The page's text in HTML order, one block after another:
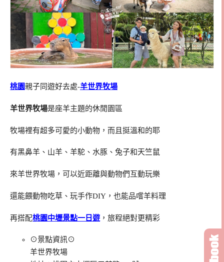
桃園親子同遊好去處-羊世界牧場
羊世界牧場是座羊主題的休閒園區
牧場裡有超多可愛的小動物，而且挺溫和的耶
有黑鼻羊、山羊、羊駝、水豚、兔子和天竺鼠
來羊世界牧場，可以近距離與動物們互動玩樂
還能餵動物吃草、玩手作DIY，也能品嚐羊料理
再搭配桃園中壢景點一日遊 ，旅程絕對更精彩
⊙景點資訊⊙
羊世界牧場